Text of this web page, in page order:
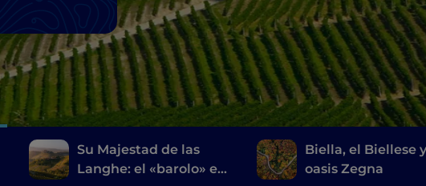
Su Majestad de las
Langhe: el «barolo» en
Biella, el Biellese y
oasis Zegna